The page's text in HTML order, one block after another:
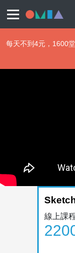
每天不到4元，1600
線上課